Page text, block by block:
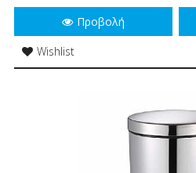
Προβολή
Wishlist